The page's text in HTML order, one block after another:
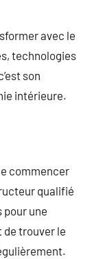
avec le
technologies
son
intérieure.
commencer
qualifié
pour une
de trouver le